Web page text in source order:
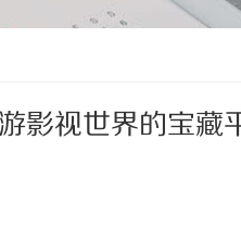
影视世界的宝藏